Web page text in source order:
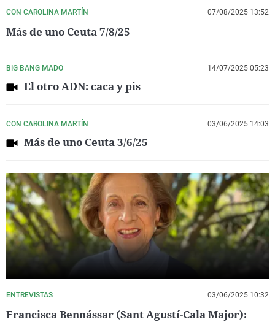
CON CAROLINA MARTÍN 07/08/2025 13:52
Más de uno Ceuta 7/8/25
BIG BANG MADO 14/07/2025 05:23
El otro ADN: caca y pis
CON CAROLINA MARTÍN 03/06/2025 14:03
Más de uno Ceuta 3/6/25
ENTREVISTAS 03/06/2025 10:32
Francisca Bennássar (Sant Agustí-Cala Major):